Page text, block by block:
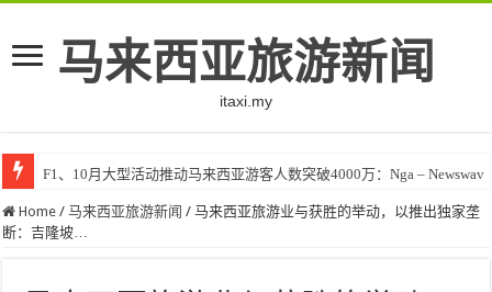
马来西亚旅游新闻
itaxi.my
F1、10月大型活动推动马来西亚游客人数突破4000万：Nga – Newswav
Home / 马来西亚旅游新闻 / 马来西亚旅游业与获胜的举动，以推出独家垄
断：吉隆坡…